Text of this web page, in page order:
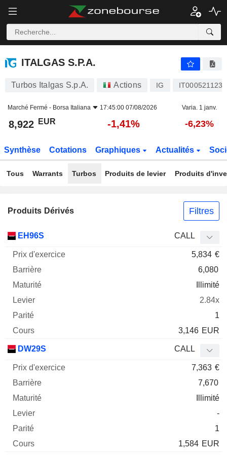
ITALGAS S.P.A.
ITALGAS S.P.A.
Turbos Italgas S.p.A. Actions IG IT0005211237
Marché Fermé - Borsa Italiana 17:45:00 07/08/2026 Varia. 1 janv.
8,922 EUR -1,41% -6,23%
Synthèse Cotations Graphiques Actualités
Tous Warrants Turbos Produits de levier Produits
Produits Dérivés Filtres
Mnemo Type
EH96S CALL
5,834 €
6,080
Illimité
2.84x
1
3,146 EUR
DW29S CALL
7,363 €
7,670
Illimité
-
1
1,584 EUR